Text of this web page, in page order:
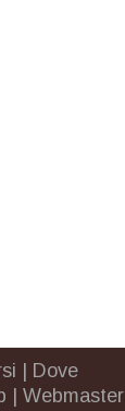
Dove
Webmaster